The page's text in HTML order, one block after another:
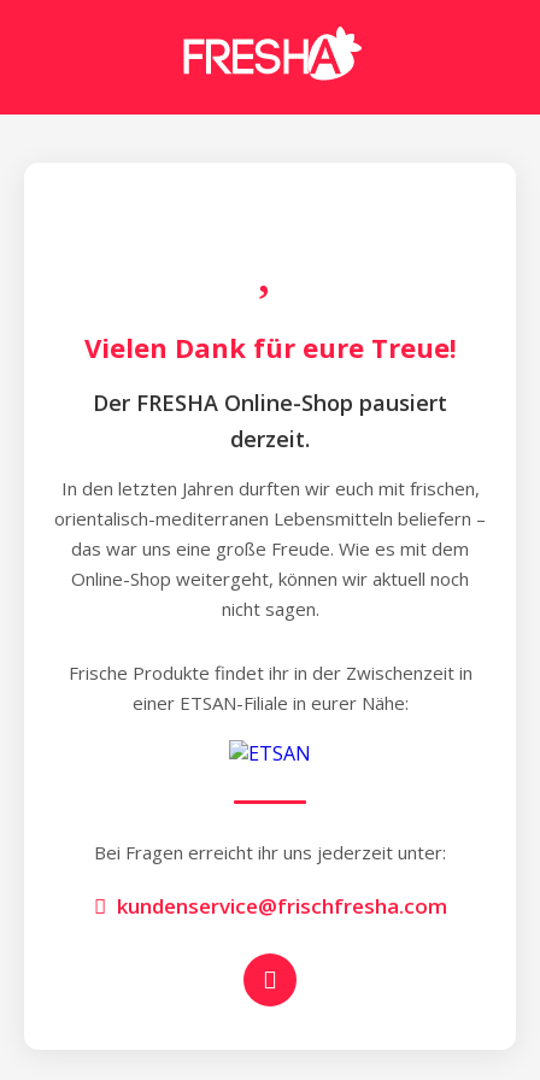
Vielen Dank für eure Treue!
Der FRESHA Online-Shop pausiert
derzeit.
In den letzten Jahren durften wir euch mit frischen,
orientalisch-mediterranen Lebensmitteln beliefern –
das war uns eine große Freude. Wie es mit dem
Online-Shop weitergeht, können wir aktuell noch
nicht sagen.
Frische Produkte findet ihr in der Zwischenzeit in
einer ETSAN-Filiale in eurer Nähe:
Bei Fragen erreicht ihr uns jederzeit unter:
kundenservice@frischfresha.com